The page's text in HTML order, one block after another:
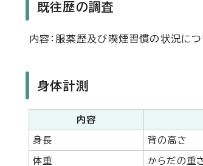
既往歴の調査
内容：服薬歴及び喫煙習慣の状況に
身体計測
内容
身長 背の高さ
体重 からだの重